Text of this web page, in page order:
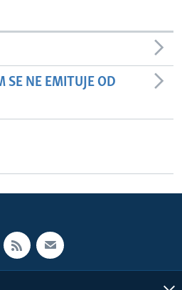
SE NE EMITUJE OD